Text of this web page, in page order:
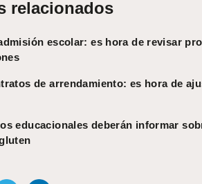
relacionados
escolar: es hora de revisar
de arrendamiento: es hora de
educacionales deberán informar